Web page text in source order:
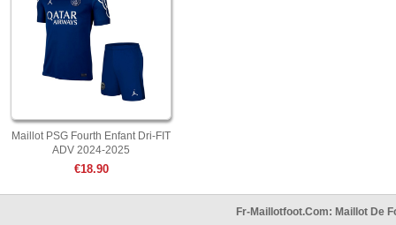
Maillot PSG Fourth Enfant Dri-FIT
ADV 2024-2025
€18.90
Fr-Maillotfoot.com: Maillot De